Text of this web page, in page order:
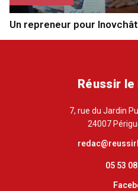
Un repreneur pour
Réussir
7, rue du Jardin
24007
05 53